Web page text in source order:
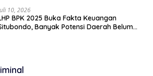
10, 2026
BPK 2025 Buka Fakta Keuangan
Banyak Potensi Daerah Belum